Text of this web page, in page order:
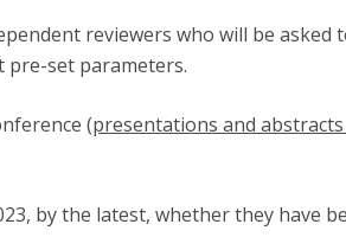
reviewers who will be asked
pre-set parameters.
(presentations and
by the latest, whether they have